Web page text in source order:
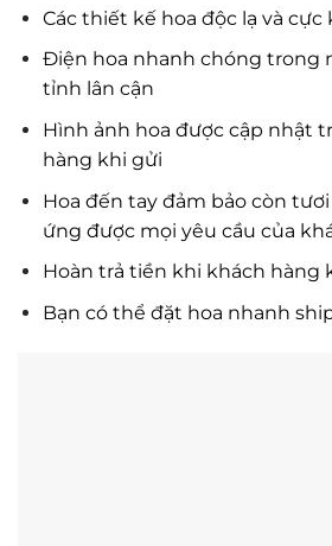
Các thiết kế hoa độc lạ và cực
Điện hoa nhanh chóng trong
tỉnh lân cận
Hình ảnh hoa được cập nhật
hàng khi gửi
Hoa đến tay đảm bảo còn
ứng được mọi yêu cầu của
Hoàn trả tiền khi khách hàng
Bạn có thể đặt hoa nhanh